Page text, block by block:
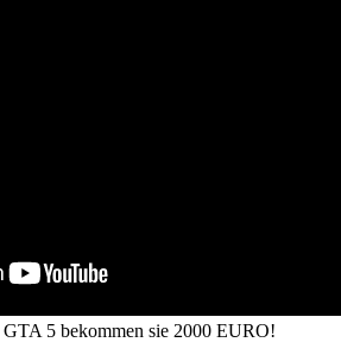
5 bekommen sie 2000 EURO!